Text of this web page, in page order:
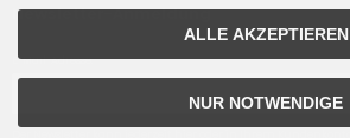
Newsletter-Anmeldung
E-Mail-Adresse:
ALLE AKZEPTIEREN
NUR NOTWENDIGE